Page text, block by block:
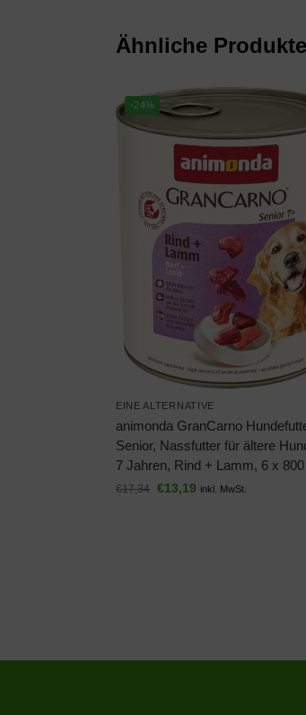
Ähnliche Produkte
-24%
EINE ALTERNATIVE
animonda GranCarno
Senior, Nassfutter für ältere
7 Jahren, Rind + Lamm, 6 x 800
€17,34 €13,19 inkl. MwSt.